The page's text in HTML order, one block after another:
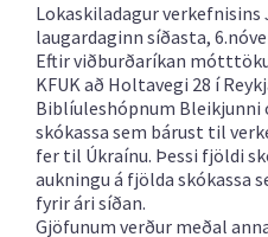
Lokaskiladagur verkefnisins
laugardaginn síðasta,
Eftir viðburðaríkan
KFUK að Holtavegi 28 í
Biblíuleshópnum Bleikjunni
skókassa sem bárust til
fer til Úkraínu. Þessi fjöldi
aukningu á fjölda skókassa
fyrir ári síðan.
Gjöfunum verður meðal